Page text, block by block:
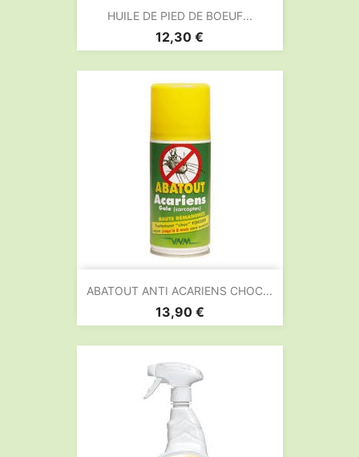
HUILE DE PIED DE BOEUF...
Prix
12,30 €
ABATOUT ANTI ACARIENS CHOC...
Prix
13,90 €